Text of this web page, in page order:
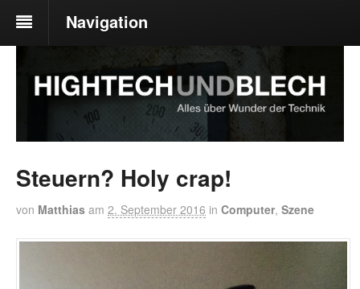
Navigation
Steuern? Holy crap!
von Matthias am 2. September 2016 in Computer, Szene